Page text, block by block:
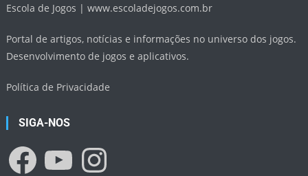
Escola de Jogos |www.escoladejogos.com.br
Portal de artigos, notícias e informações no universo dos jogos.
Desenvolvimento de jogos e aplicativos.
Política de Privacidade
SIGA-NOS